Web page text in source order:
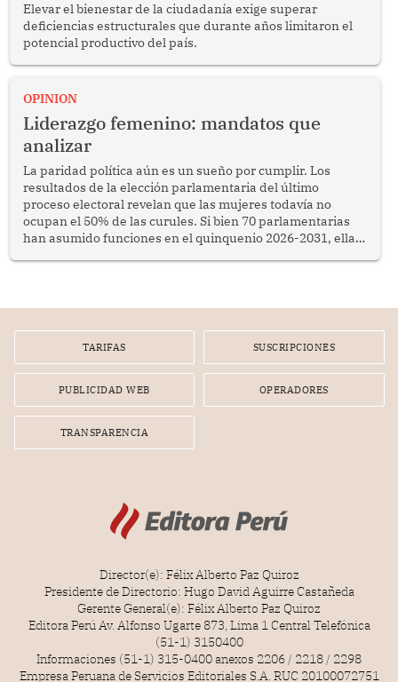
Elevar el bienestar de la ciudadanía exige superar
deficiencias estructurales que durante años limitaron el
potencial productivo del país.
OPINION
Liderazgo femenino: mandatos que
analizar
La paridad política aún es un sueño por cumplir. Los
resultados de la elección parlamentaria del último
proceso electoral revelan que las mujeres todavía no
ocupan el 50% de las curules. Si bien 70 parlamentarias
han asumido funciones en el quinquenio 2026-2031, ellas
TARIFAS SUSCRIPCIONES
PUBLICIDAD WEB OPERADORES
TRANSPARENCIA
Director(e): Félix Alberto Paz Quiroz
Presidente de Directorio: Hugo David Aguirre Castañeda
Gerente General(e): Félix Alberto Paz Quiroz
Editora Perú Av. Alfonso Ugarte 873, Lima 1 Central Telefónica
(51-1) 3150400
Informaciones (51-1) 315-0400 anexos 2206 / 2218 / 2298
Empresa Peruana de Servicios Editoriales S.A. RUC 20100072751